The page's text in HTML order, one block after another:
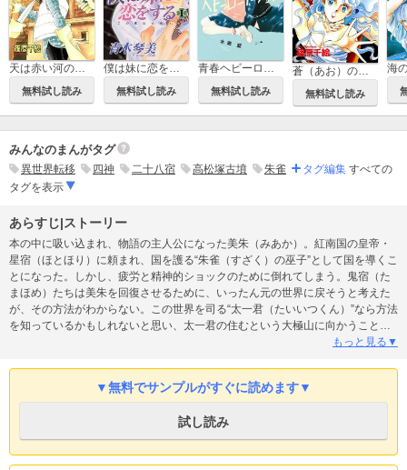
天は赤い河のほとり
無料試し読み 無料試し読み
青春ヘビーローテーション
無料試し読み 無料試し読み
海
みんなのまんがタグ
異世界転移 四神 二十八宿 高松塚古墳 朱雀 タグ編集 すべての
タグを表示
あらすじ|ストーリー
本の中に吸い込まれ、物語の主人公になった美朱（みあか）。紅南国の皇帝・
星宿（ほとほり）に頼まれ、国を護る“朱雀（すざく）の巫子”として国を導くこ
とになった。しかし、疲労と精神的ショックのために倒れてしまう。鬼宿（た
まほめ）たちは美朱を回復させるために、いったん元の世界に戻そうと考えた
が、その方法がわからない。この世界を司る“太一君（たいいつくん）”なら方法
を知っているかもしれないと思い、太一君の住むという大極山に向かうこと
に。しかし、そこは巫子と七星士全員集まって、はじめてたどり着ける場所だ
だが…!? ●収録作品 ふしぎ遊戯
もっと見る▼
▼無料でサンプルがすぐに読めます▼
試し読み